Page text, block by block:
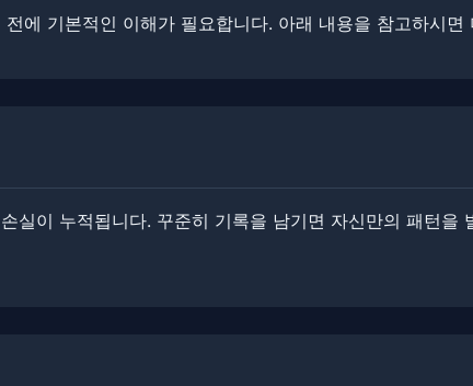
에 기본적인 이해가 필요합니다. ​아래 내용을 참고하시
실이 누적됩니다. ​​꾸준히 기록을 남기면 자신만의 패턴